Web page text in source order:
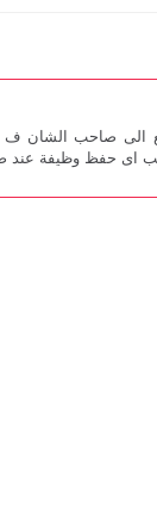
الى صاحب الشان
اى حفظ وظيفة عند